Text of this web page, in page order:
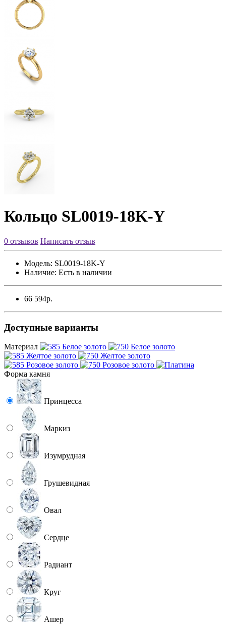
Кольцо SL0019-18K-Y
0 отзывов Написать отзыв
Модель: SL0019-18K-Y
Наличие: Есть в наличии
66 594р.
Доступные варианты
Материал
Форма камня
Принцесса
Маркиз
Изумрудная
Грушевидная
Овал
Сердце
Радиант
Круг
Ашер